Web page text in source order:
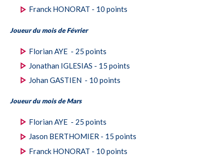
Franck HONORAT - 10 points
Joueur du mois de Février
Florian AYE - 25 points
Jonathan IGLESIAS - 15 points
Johan GASTIEN - 10 points
Joueur du mois de Mars
Florian AYE - 25 points
Jason BERTHOMIER - 15 points
Franck HONORAT - 10 points